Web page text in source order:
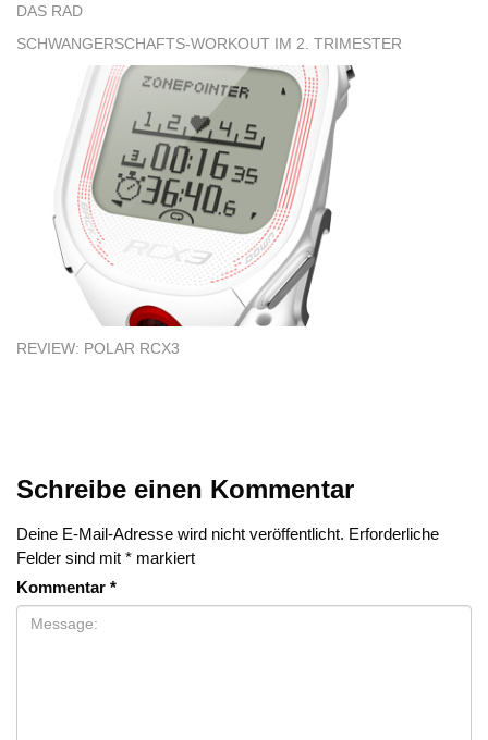
DAS RAD
SCHWANGERSCHAFTS-WORKOUT IM 2. TRIMESTER
REVIEW: POLAR RCX3
Schreibe einen Kommentar
Deine E-Mail-Adresse wird nicht veröffentlicht. Erforderliche
Felder sind mit * markiert
Kommentar *